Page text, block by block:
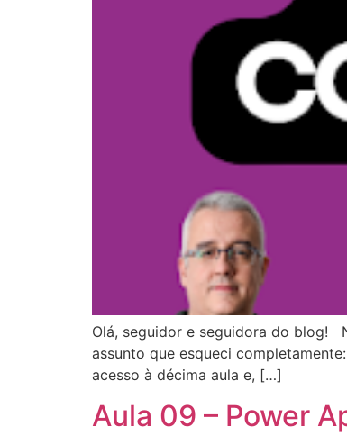
Olá, seguidor e seguidora do blog!
assunto que esqueci
acesso à décima aula e, […]
Aula 09 – Power